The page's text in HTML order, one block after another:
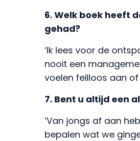
6. Welk boek heeft
gehad?
‘Ik lees voor de
nooit een
voelen feilloos aan
7. Bent u altijd een
‘Van jongs af aan
bepalen wat we